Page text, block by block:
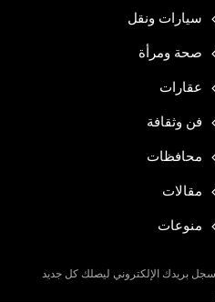
سيارات ونقل
صحة ومرأة
عقارات
فن وثقافة
محافظات
مقالات
منوعات
سجل بريدك الإلكتروني ليصلك كل جديد